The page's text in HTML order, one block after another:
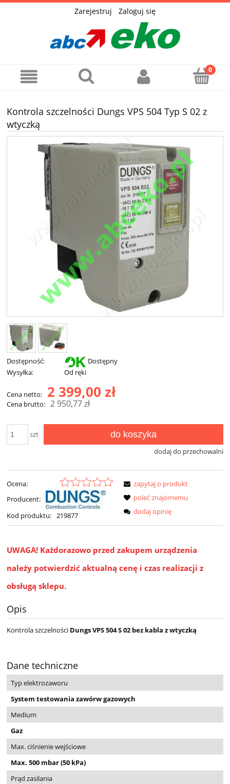
Zarejestruj Zaloguj się
Kontrola szczelności Dungs VPS 504 Typ S 02 z
wtyczką
Dostępność:
Dostępny
Wysyłka:
Od ręki
Cena netto: 2 399,00 zł
Cena brutto: 2 950,77 zł
szt do koszyka
dodaj do przechowalni
Ocena:
Producent:
Kod produktu: 219877
zapytaj o produkt
poleć znajomemu
dodaj opinię
UWAGA! Każdorazowo przed zakupem urządzenia
należy potwierdzić aktualną cenę i czas realizacji z
obsługą sklepu.
Opis
Kontrola szczelności Dungs VPS 504 S 02 bez kabla z wtyczką
Dane techniczne
Typ elektrozaworu
System testowania zawórw gazowych
Medium
Gaz
Max. ciśnienie wejściowe
Max. 500 mbar (50 kPa)
Prąd zasilania